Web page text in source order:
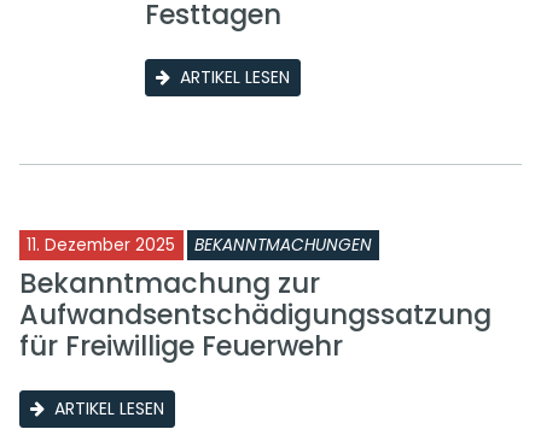
Festtagen
ARTIKEL LESEN
11. Dezember 2025 BEKANNTMACHUNGEN
Bekanntmachung zur
Aufwandsentschädigungssatzung
für Freiwillige Feuerwehr
ARTIKEL LESEN